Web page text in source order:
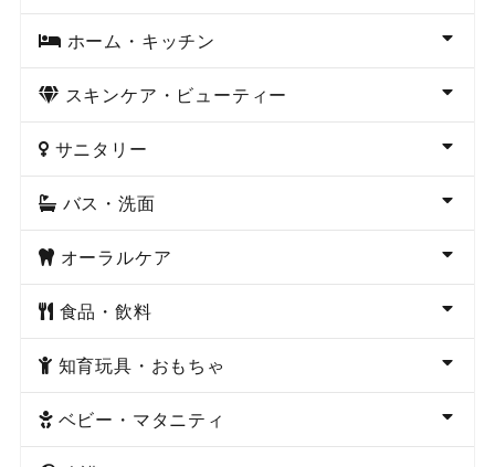
ホーム・キッチン
スキンケア・ビューティー
サニタリー
バス・洗面
オーラルケア
食品・飲料
知育玩具・おもちゃ
ベビー・マタニティ